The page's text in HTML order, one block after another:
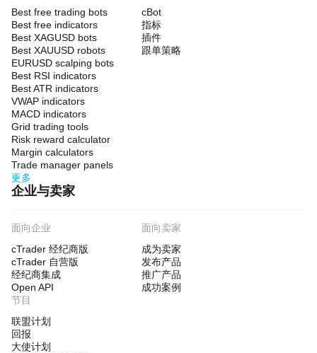
Best free trading bots
Best free indicators
Best XAGUSD bots
Best XAUUSD robots
EURUSD scalping bots
Best RSI indicators
Best ATR indicators
VWAP indicators
MACD indicators
Grid trading tools
Risk reward calculator
Margin calculators
Trade manager panels
更多
cBot
指标
插件
跟单策略
企业与卖家
面向企业
cTrader 经纪商版
cTrader 自营版
经纪商集成
Open API
面向卖家
成为卖家
发布产品
推广产品
成功案例
节目
联盟计划
回报
大使计划